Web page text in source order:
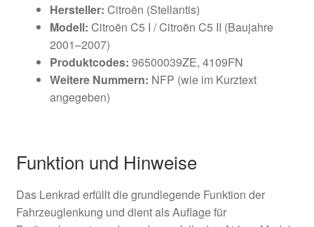
Hersteller: Citroën (Stellantis)
Modell: Citroën C5 I / Citroën C5 II (Baujahre
2001–2007)
Produktcodes: 96500039ZE, 4109FN
Weitere Nummern: NFP (wie im Kurztext
angegeben)
Funktion und Hinweise
Das Lenkrad erfüllt die grundlegende Funktion der
Fahrzeuglenkung und dient als Auflage für